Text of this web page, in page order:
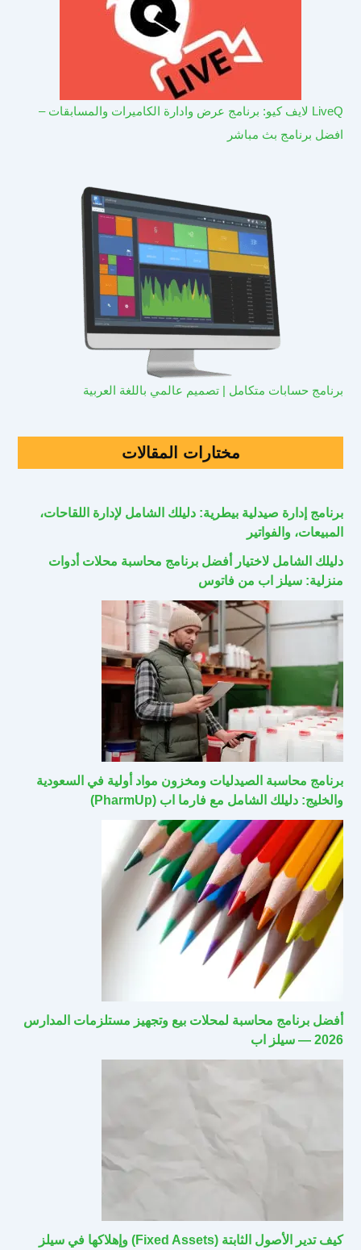
LiveQ لايف كيو: برنامج عرض وادارة الكاميرات والمسابقات –
افضل برنامج بث مباشر
برنامج حسابات متكامل | تصميم عالمي باللغة العربية
مختارات المقالات
برنامج إدارة صيدلية بيطرية: دليلك الشامل لإدارة اللقاحات،
المبيعات، والفواتير
دليلك الشامل لاختيار أفضل برنامج محاسبة محلات أدوات
منزلية: سيلز اب من فاتوس
برنامج محاسبة الصيدليات ومخزون مواد أولية في السعودية
والخليج: دليلك الشامل مع فارما اب (PharmUp)
أفضل برنامج محاسبة لمحلات بيع وتجهيز مستلزمات المدارس
2026 — سيلز اب
كيف تدير الأصول الثابتة (Fixed Assets) وإهلاكها في سيلز